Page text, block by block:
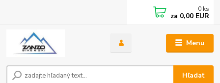
Menu
Hľadať
0 ks
za 0,00 EUR